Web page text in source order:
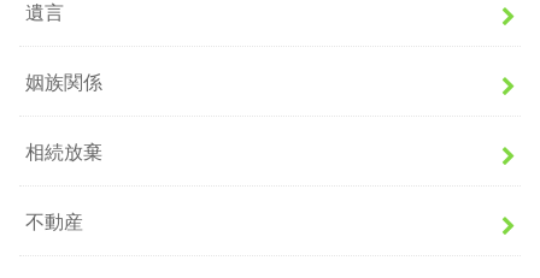
遺言
姻族関係
相続放棄
不動産